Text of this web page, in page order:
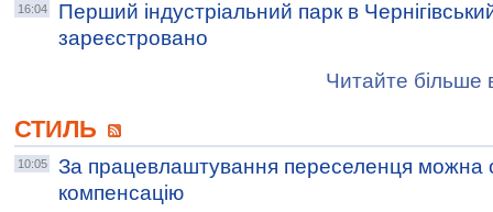
16:04
Перший індустріальний парк в
зареєстровано
Читайте більше
СТИЛЬ
10:05
За працевлаштування переселенця можна
компенсацію